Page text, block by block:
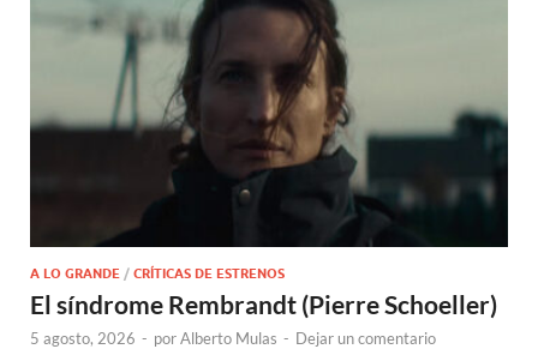
A LO GRANDE / CRÍTICAS DE ESTRENOS
El síndrome Rembrandt (Pierre Schoeller)
5 agosto, 2026 - porAlberto Mulas - Dejar un comentario